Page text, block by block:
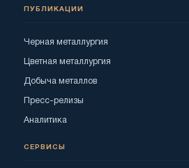
ПУБЛИКАЦИИ
Черная металлургия
Цветная металлургия
Добыча металлов
Пресс-релизы
Аналитика
СЕРВИСЫ